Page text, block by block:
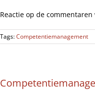
Reactie op de
Tags:Competentiemanagement